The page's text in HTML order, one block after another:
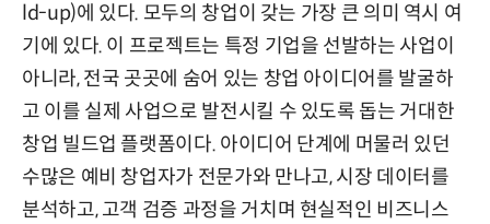
ld-up)에 있다. 모두의 창업이 갖는 가장 큰 의미 역시 여
기에 있다. 이 프로젝트는 특정 기업을 선발하는 사업이
아니라, 전국 곳곳에 숨어 있는 창업 아이디어를 발굴하
고 이를 실제 사업으로 발전시킬 수 있도록 돕는 거대한
창업 빌드업 플랫폼이다. 아이디어 단계에 머물러 있던
수많은 예비 창업자가 전문가와 만나고, 시장 데이터를
분석하고, 고객 검증 과정을 거치며 현실적인 비즈니스